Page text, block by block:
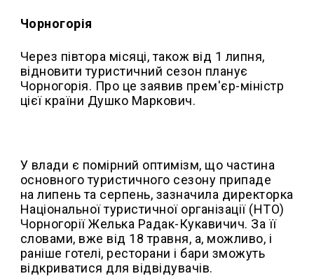
Чорногорія
Через півтора місяці, також від 1 липня,
відновити туристичний сезон планує
Чорногорія. Про це заявив прем'єр-міністр
цієї країни Душко Маркович.
У влади є помірний оптимізм, що частина
основного туристичного сезону припаде
на липень та серпень, зазначила директорка
Національної туристичної організації (НТО)
Чорногорії Желька Радак-Кукавичич. За її
словами, вже від 18 травня, а, можливо, і
раніше готелі, ресторани і бари зможуть
відкриватися для відвідувачів.